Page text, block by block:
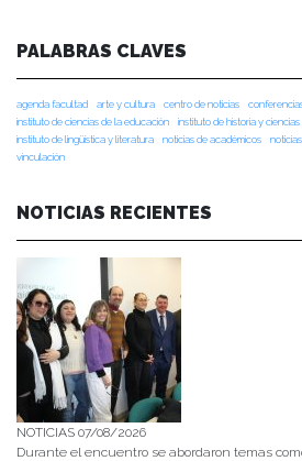
PALABRAS CLAVES
agenda facultad arte y cultura centro de noticias
instituto de ciencias de la educación
instituto de historia y ciencias
instituto de lingüística y literatura
noticias de académicos
vinculación
NOTICIAS RECIENTES
NOTICIAS 07/08/2026
Durante el encuentro se abordaron temas